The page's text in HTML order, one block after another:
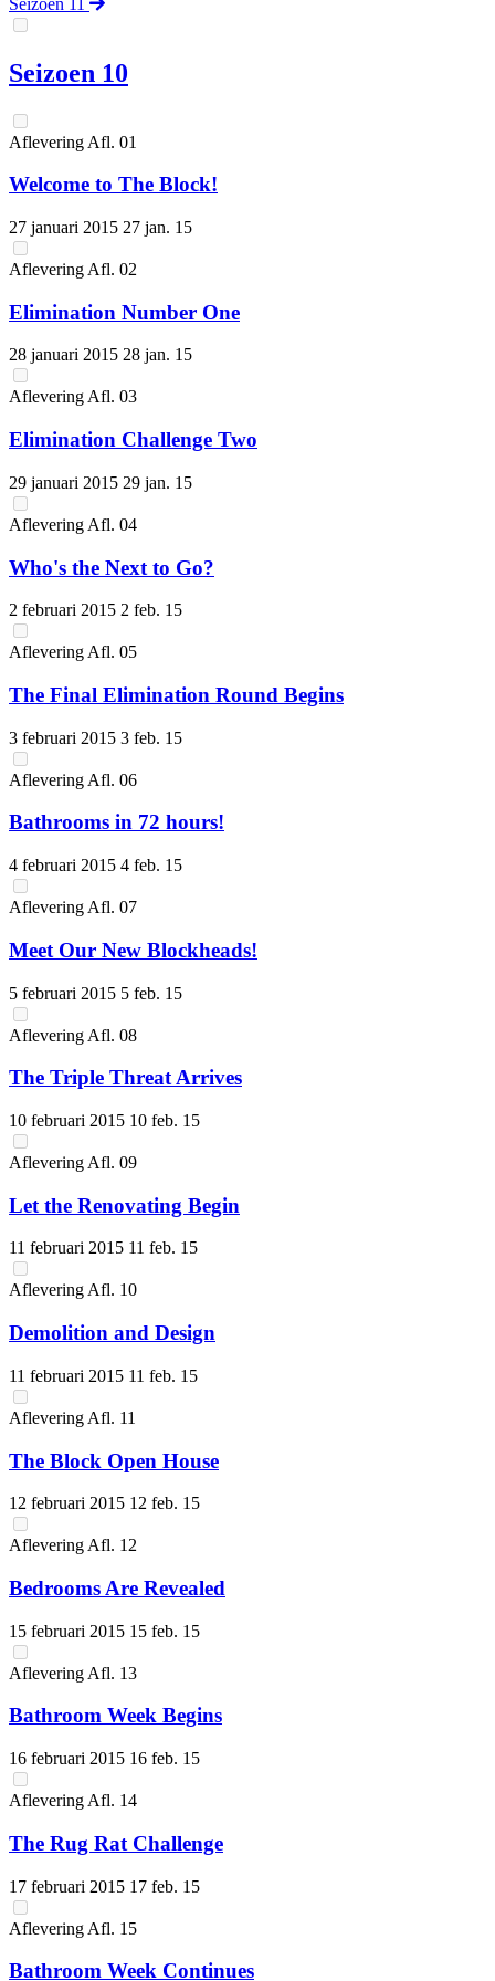
Seizoen 10
Aflevering Afl. 01
Welcome to The Block!
27 januari 2015 27 jan. 15
Aflevering Afl. 02
Elimination Number One
28 januari 2015 28 jan. 15
Aflevering Afl. 03
Elimination Challenge Two
29 januari 2015 29 jan. 15
Aflevering Afl. 04
Who's the Next to Go?
2 februari 2015 2 feb. 15
Aflevering Afl. 05
The Final Elimination Round Begins
3 februari 2015 3 feb. 15
Aflevering Afl. 06
Bathrooms in 72 hours!
4 februari 2015 4 feb. 15
Aflevering Afl. 07
Meet Our New Blockheads!
5 februari 2015 5 feb. 15
Aflevering Afl. 08
The Triple Threat Arrives
10 februari 2015 10 feb. 15
Aflevering Afl. 09
Let the Renovating Begin
11 februari 2015 11 feb. 15
AfleveringAfl. 10
Demolition and Design
11 februari 2015 11 feb. 15
Aflevering Afl. 11
The Block Open House
12 februari 2015 12 feb. 15
Aflevering Afl. 12
Bedrooms Are Revealed
15 februari 2015 15 feb. 15
Aflevering Afl. 13
Bathroom Week Begins
16 februari 2015 16 feb. 15
Aflevering Afl. 14
The Rug Rat Challenge
17 februari 2015 17 feb. 15
Aflevering Afl. 15
Bathroom Week Continues